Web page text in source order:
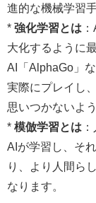
進的な機械学習
* 強化学習とは
大化するように
AI「AlphaGo」
実際にプレイし
思いつかないよ
* 模倣学習とは
AIが学習し、そ
り、より人間ら
なります。